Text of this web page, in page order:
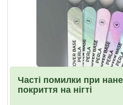
Часті помилки при
покриття на нігті